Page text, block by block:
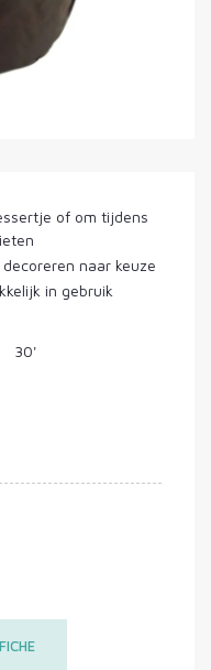
of om tijdens
naar keuze
in gebruik
30'